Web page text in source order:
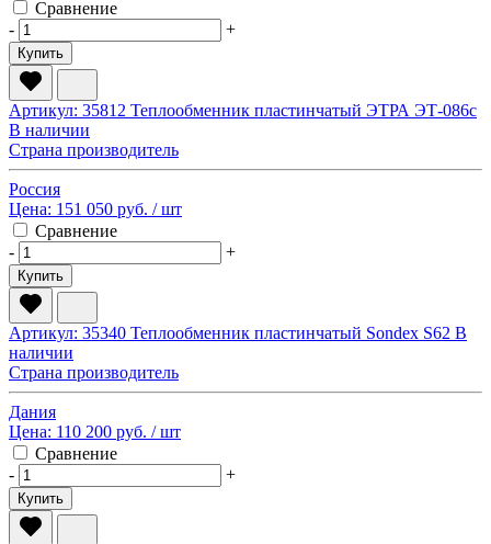
Сравнение
-
+
Купить
Артикул: 35812 Теплообменник пластинчатый ЭТРА ЭТ-086с
В наличии
Страна производитель
Россия
Цена: 151 050 руб. / шт
Сравнение
-
+
Купить
Артикул: 35340 Теплообменник пластинчатый Sondex S62 В
наличии
Страна производитель
Дания
Цена: 110 200 руб. / шт
Сравнение
-
+
Купить